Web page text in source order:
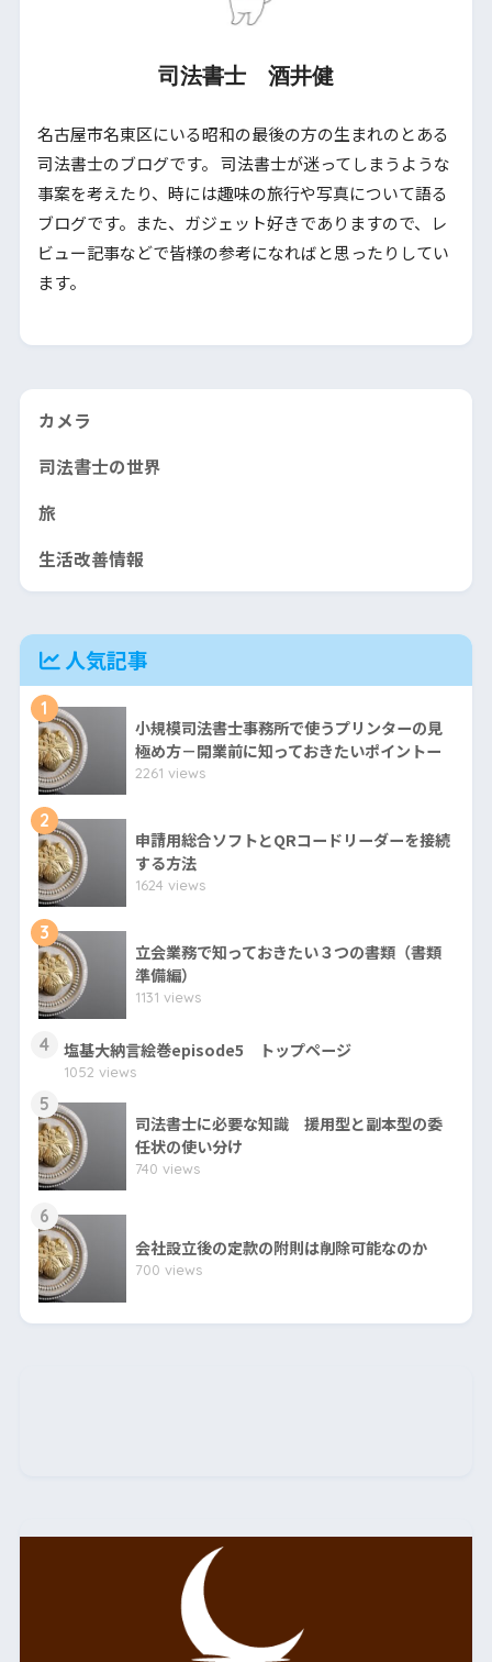
司法書士 酒井健
名古屋市名東区にいる昭和の最後の方の生まれのとある
司法書士のブログです。 司法書士が迷ってしまうような
事案を考えたり、時には趣味の旅行や写真について語る
ブログです。また、ガジェット好きでありますので、レ
ビュー記事などで皆様の参考になればと思ったりしてい
ます。
カメラ
司法書士の世界
旅
生活改善情報
人気記事
1
小規模司法書士事務所で使うプリンターの見
極め方－開業前に知っておきたいポイントー
2261 views
2
申請用総合ソフトとQRコードリーダーを接続
する方法
1624 views
3
立会業務で知っておきたい３つの書類（書類
準備編）
1131 views
4 塩基大納言絵巻episode5 トップページ
1052 views
5
司法書士に必要な知識 援用型と副本型の委
任状の使い分け
740 views
6
会社設立後の定款の附則は削除可能なのか
700 views